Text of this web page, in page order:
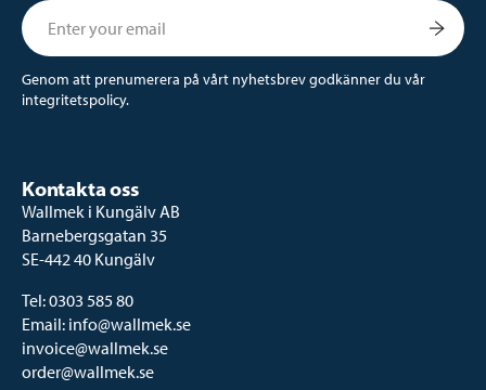
Kontakta oss
Wallmek i Kungälv AB
Barnebergsgatan 35
SE-442 40 Kungälv
Tel:0303 585 80
Email: info@wallmek.se
invoice@wallmek.se
order@wallmek.se
Genom att prenumerera på vårt nyhetsbrev godkänner du vår
integritetspolicy.